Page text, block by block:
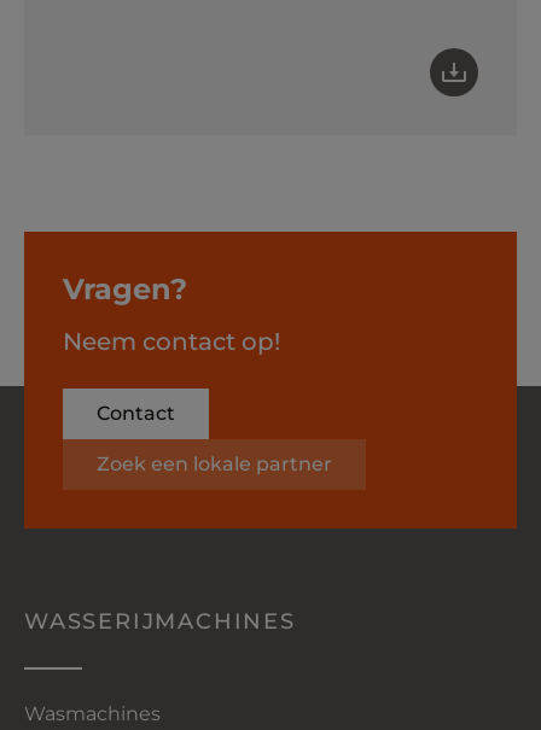
Vragen?
Neem contact op!
Contact
Zoek een lokale partner
WASSERIJMACHINES
Wasmachines